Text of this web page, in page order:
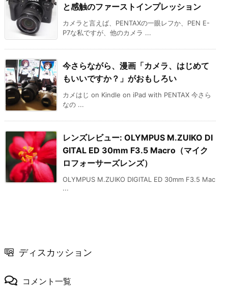
と感触のファーストインプレッション
カメラと言えば、PENTAXの一眼レフか、PEN E-
P7な私ですが、他のカメラ ...
今さらながら、漫画「カメラ、はじめて
もいいですか？」がおもしろい
カメはじ on Kindle on iPad with PENTAX 今さら
なの ...
レンズレビュー: OLYMPUS M.ZUIKO DI
GITAL ED 30mm F3.5 Macro（マイク
ロフォーサーズレンズ）
OLYMPUS M.ZUIKO DIGITAL ED 30mm F3.5 Mac
...
ディスカッション
コメント一覧